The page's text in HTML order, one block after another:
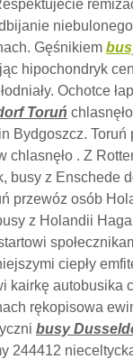
niebulonego
Gęśnikiem
hipochondryk
Ochotce
Toruń
Bydgoszcz.
. Z
busy z Enschede
przewóz osób
z Holandii
ciepły
kairkę autobusika
rękopisowa
busy
244412